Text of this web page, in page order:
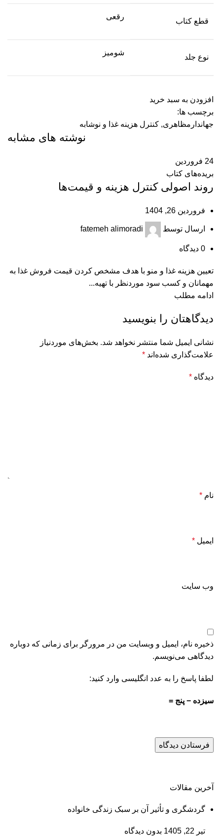
قطع کتاب
رقعی
نوع جلد
شومیز
افزودن به سبد خرید
برچسب ها:
جهاندارمظاهری, کنترل هزینه غذا و نوشابه
نوشته های مشابه
24 فروردین
بریده‌های کتاب
روند اصولی كنترل هزینه و قیمت‌ها
فروردین 26, 1404
ارسال توسط fatemeh alimoradi
0 دیدگاه
تعیین هزینه غذا و منو با هدف مشخص كردن قیمت فروش غذا به
مهمانان و كسب سود موردنظر با تهیه...
ادامه مطلب
دیدگاهتان را بنویسید
نشانی ایمیل شما منتشر نخواهد شد. بخش‌های موردنیاز
علامت‌گذاری شده‌اند *
دیدگاه *
نام *
ایمیل *
وب‌ سایت
ذخیره نام، ایمیل و وبسایت من در مرورگر برای زمانی که دوباره
دیدگاهی می‌نویسم.
لطفا پاسخ را به عدد انگلیسی وارد کنید:
سیزده − پنج =
آخرین مقالات
گردشگری و تأثیر آن بر سبک زندگی خانواده
تیر 22, 1405 بدون دیدگاه